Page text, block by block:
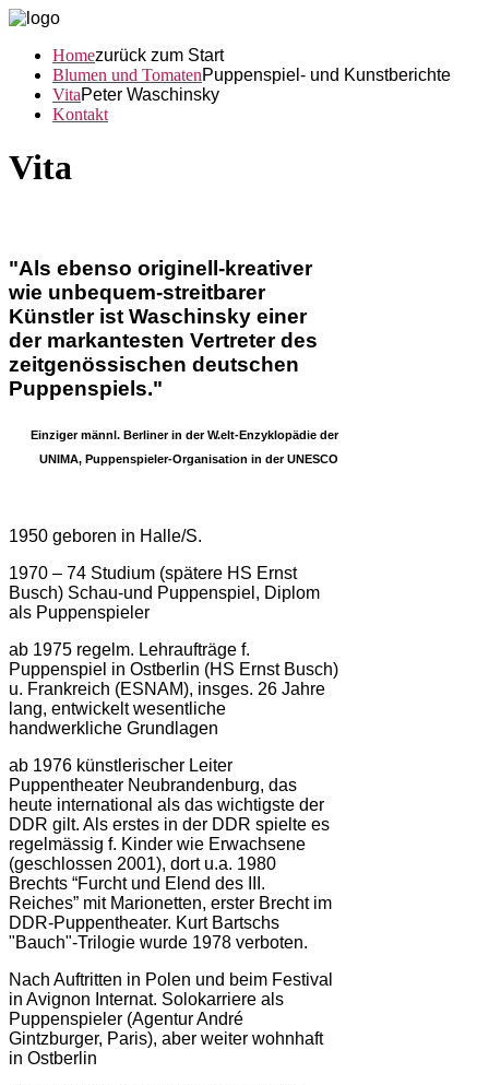
Homezurück zum Start
Blumen und TomatenPuppenspiel- und Kunstberichte
VitaPeter Waschinsky
Kontakt
Vita
"Als ebenso originell-kreativer
wie unbequem-streitbarer
Künstler ist Waschinsky einer
der markantesten Vertreter des
zeitgenössischen deutschen
Puppenspiels."
Einziger männl. Berliner in der W.elt-Enzyklopädie der
UNIMA, Puppenspieler-Organisation in der UNESCO
1950 geboren in Halle/S.
1970 – 74 Studium (spätere HS Ernst
Busch) Schau-und Puppenspiel, Diplom
als Puppenspieler
ab 1975 regelm. Lehraufträge f.
Puppenspiel in Ostberlin (HS Ernst Busch)
u. Frankreich (ESNAM), insges. 26 Jahre
lang, entwickelt wesentliche
handwerkliche Grundlagen
ab 1976 künstlerischer Leiter
Puppentheater Neubrandenburg, das
heute international als das wichtigste der
DDR gilt. Als erstes in der DDR spielte es
regelmässig f. Kinder wie Erwachsene
(geschlossen 2001), dort u.a. 1980
Brechts “Furcht und Elend des III.
Reiches” mit Marionetten, erster Brecht im
DDR-Puppentheater. Kurt Bartschs
"Bauch"-Trilogie wurde 1978 verboten.
Nach Auftritten in Polen und beim Festival
in Avignon Internat. Solokarriere als
Puppenspieler (Agentur André
Gintzburger, Paris), aber weiter wohnhaft
in Ostberlin